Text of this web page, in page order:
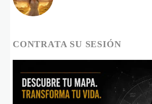
CONTRATA SU SESIÓN